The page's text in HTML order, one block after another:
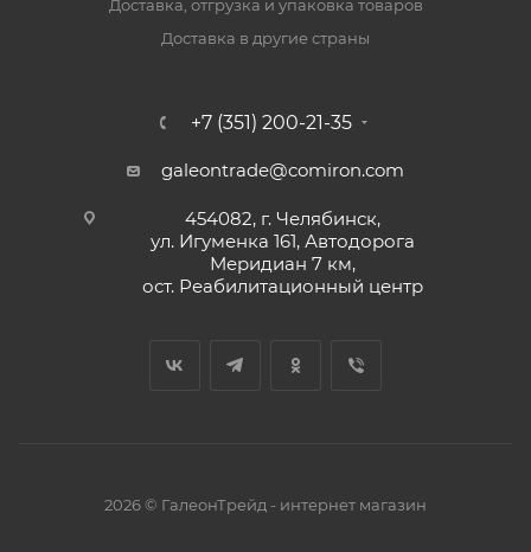
Доставка, отгрузка и упаковка товаров
Доставка в другие страны
+7 (351) 200-21-35
galeontrade@comiron.com
454082, г. Челябинск,
ул. Игуменка 161, Автодорога
Меридиан 7 км,
ост. Реабилитационный центр
2026 © ГалеонТрейд - интернет магазин